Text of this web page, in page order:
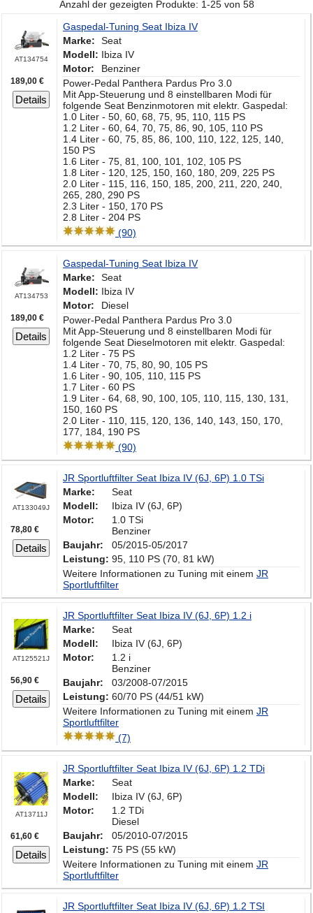
Anzahl der gezeigten Produkte: 1-25 von 58
AT134754
189,00 €
Details
Gaspedal-Tuning Seat Ibiza IV
Marke:
Seat
Modell: Ibiza IV
Motor:
Benziner
Power-Pedal Panthera Pardus Pro 3.0
Mit App-Steuerung und 8 einstellbaren Modi für
folgende Seat Benzinmotoren mit elektr. Gaspedal:
1.0 Liter - 50, 60, 68, 75, 95, 110, 115 PS
1.2 Liter - 60, 64, 70, 75, 86, 90, 105, 110 PS
1.4 Liter - 60, 75, 85, 86, 100, 110, 122, 125, 140,
150 PS
1.6 Liter - 75, 81, 100, 101, 102, 105 PS
1.8 Liter - 120, 125, 150, 160, 180, 209, 225 PS
2.0 Liter - 115, 116, 150, 185, 200, 211, 220, 240,
265, 280, 290 PS
2.3 Liter - 150, 170 PS
2.8 Liter - 204 PS
(90)
AT134753
189,00 €
Details
Gaspedal-Tuning Seat Ibiza IV
Marke:
Seat
Modell: Ibiza IV
Motor:
Diesel
Power-Pedal Panthera Pardus Pro 3.0
Mit App-Steuerung und 8 einstellbaren Modi für
folgende Seat Dieselmotoren mit elektr. Gaspedal:
1.2 Liter - 75 PS
1.4 Liter - 70, 75, 80, 90, 105 PS
1.6 Liter - 90, 105, 110, 115 PS
1.7 Liter - 60 PS
1.9 Liter - 64, 68, 90, 100, 105, 110, 115, 130, 131,
150, 160 PS
2.0 Liter - 110, 115, 120, 136, 140, 143, 150, 170,
177, 184, 190 PS
(90)
AT133049J
78,80 €
Details
JR Sportluftfilter Seat Ibiza IV (6J, 6P) 1.0 TSi
Marke:
Seat
Modell:
Ibiza IV (6J, 6P)
Motor:
1.0 TSi
Benziner
Baujahr:
05/2015-05/2017
Leistung: 95, 110 PS (70, 81 kW)
Weitere Informationen zu Tuning mit einem JR
Sportluftfilter
AT125521J
56,90 €
Details
JR Sportluftfilter Seat Ibiza IV (6J, 6P) 1.2 i
Marke:
Seat
Modell:
Ibiza IV (6J, 6P)
Motor:
1.2 i
Benziner
Baujahr:
03/2008-07/2015
Leistung: 60/70 PS (44/51 kW)
Weitere Informationen zu Tuning mit einem JR
Sportluftfilter
(7)
AT13711J
61,60 €
Details
JR Sportluftfilter Seat Ibiza IV (6J, 6P) 1.2 TDi
Marke:
Seat
Modell:
Ibiza IV (6J, 6P)
Motor:
1.2 TDi
Diesel
Baujahr:
05/2010-07/2015
Leistung: 75 PS (55 kW)
Weitere Informationen zu Tuning mit einem JR
Sportluftfilter
JR Sportluftfilter Seat Ibiza IV (6J, 6P) 1.2 TSI